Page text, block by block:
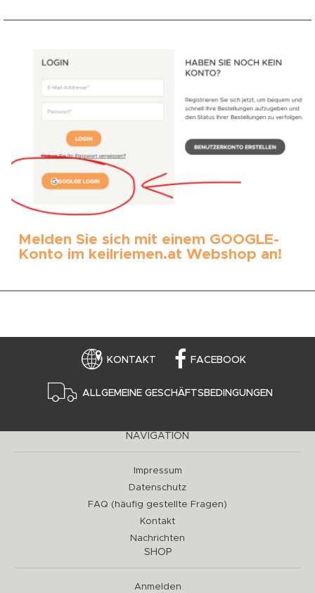
Melden Sie sich mit einem GOOGLE-
Konto im keilriemen.at Webshop an!
KONTAKT FACEBOOK
ALLGEMEINE GESCHÄFTSBEDINGUNGEN
NAVIGATION
Impressum
Datenschutz
FAQ (häufig gestellte Fragen)
Kontakt
Nachrichten
SHOP
Anmelden